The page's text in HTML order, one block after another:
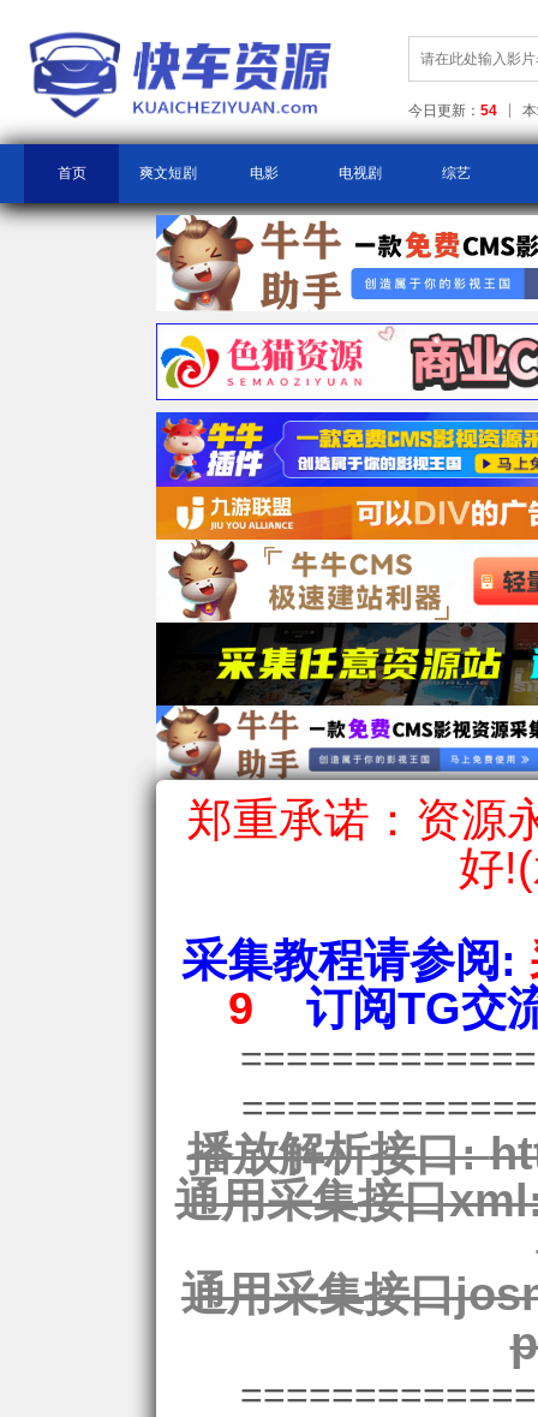
今日更新： 54
首页 爽文短剧 电影 电视剧 综艺
郑重承诺：资源
好
采集教程请参阅:
9
订阅TG交
播放解析接口:
通用采集接口
通用采集接口